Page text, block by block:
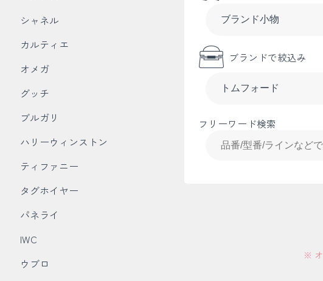
シャネル
カルティエ
オメガ
グッチ
ブルガリ
ハリーウィンストン
ティファニー
タグホイヤー
パネライ
IWC
ウブロ
ブランドで絞込み
フリーワード検索
※ オ